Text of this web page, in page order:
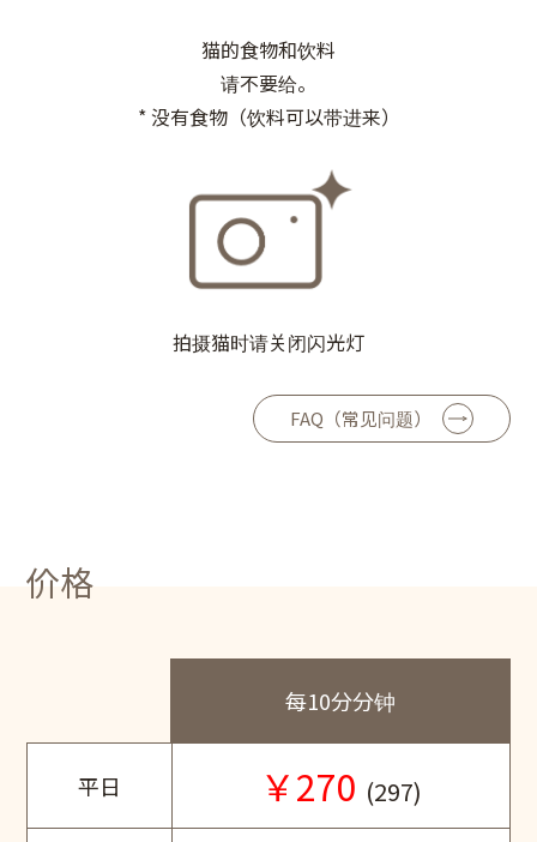
猫的食物和饮料
请不要给。
* 没有食物（饮料可以带进来）
拍摄猫时请关闭闪光灯
FAQ（常见问题）
价格
每10分分钟
平日 ￥270 (297)